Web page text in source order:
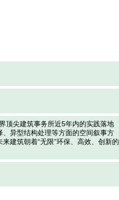
顶尖建筑事务所近5年内的实践落地
异型结构处理等方面的空间叙事方
建筑朝着“无限”环保、高效、创新的